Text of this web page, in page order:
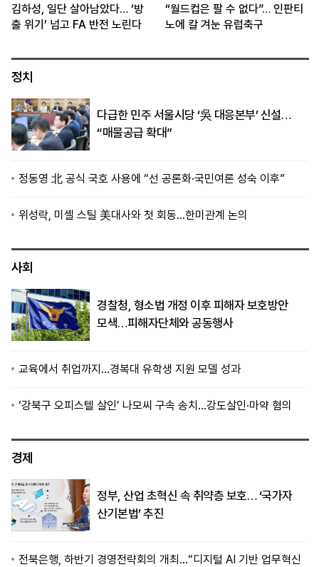
김하성, 일단 살아남았다… ‘방
출 위기’ 넘고 FA 반전 노린다
“월드컵은 팔 수 없다”… 인판티
노에 칼 겨눈 유럽축구
정치
다급한 민주 서울시당 ‘吳 대응본부’ 신설…
“매물공급 확대”
정동영 北 공식 국호 사용에 “선 공론화·국민여론 성숙 이후”
위성락, 미셸 스틸 美대사와 첫 회동…한미관계 논의
사회
경찰청, 형소법 개정 이후 피해자 보호방안
모색…피해자단체와 공동행사
교육에서 취업까지…경복대 유학생 지원 모델 성과
‘강북구 오피스텔 살인’ 나모씨 구속 송치…강도살인·마약 혐의
경제
정부, 산업 초혁신 속 취약층 보호… ‘국가자
산기본법’ 추진
전북은행, 하반기 경영전략회의 개최…“디지털 AI 기반 업무혁신